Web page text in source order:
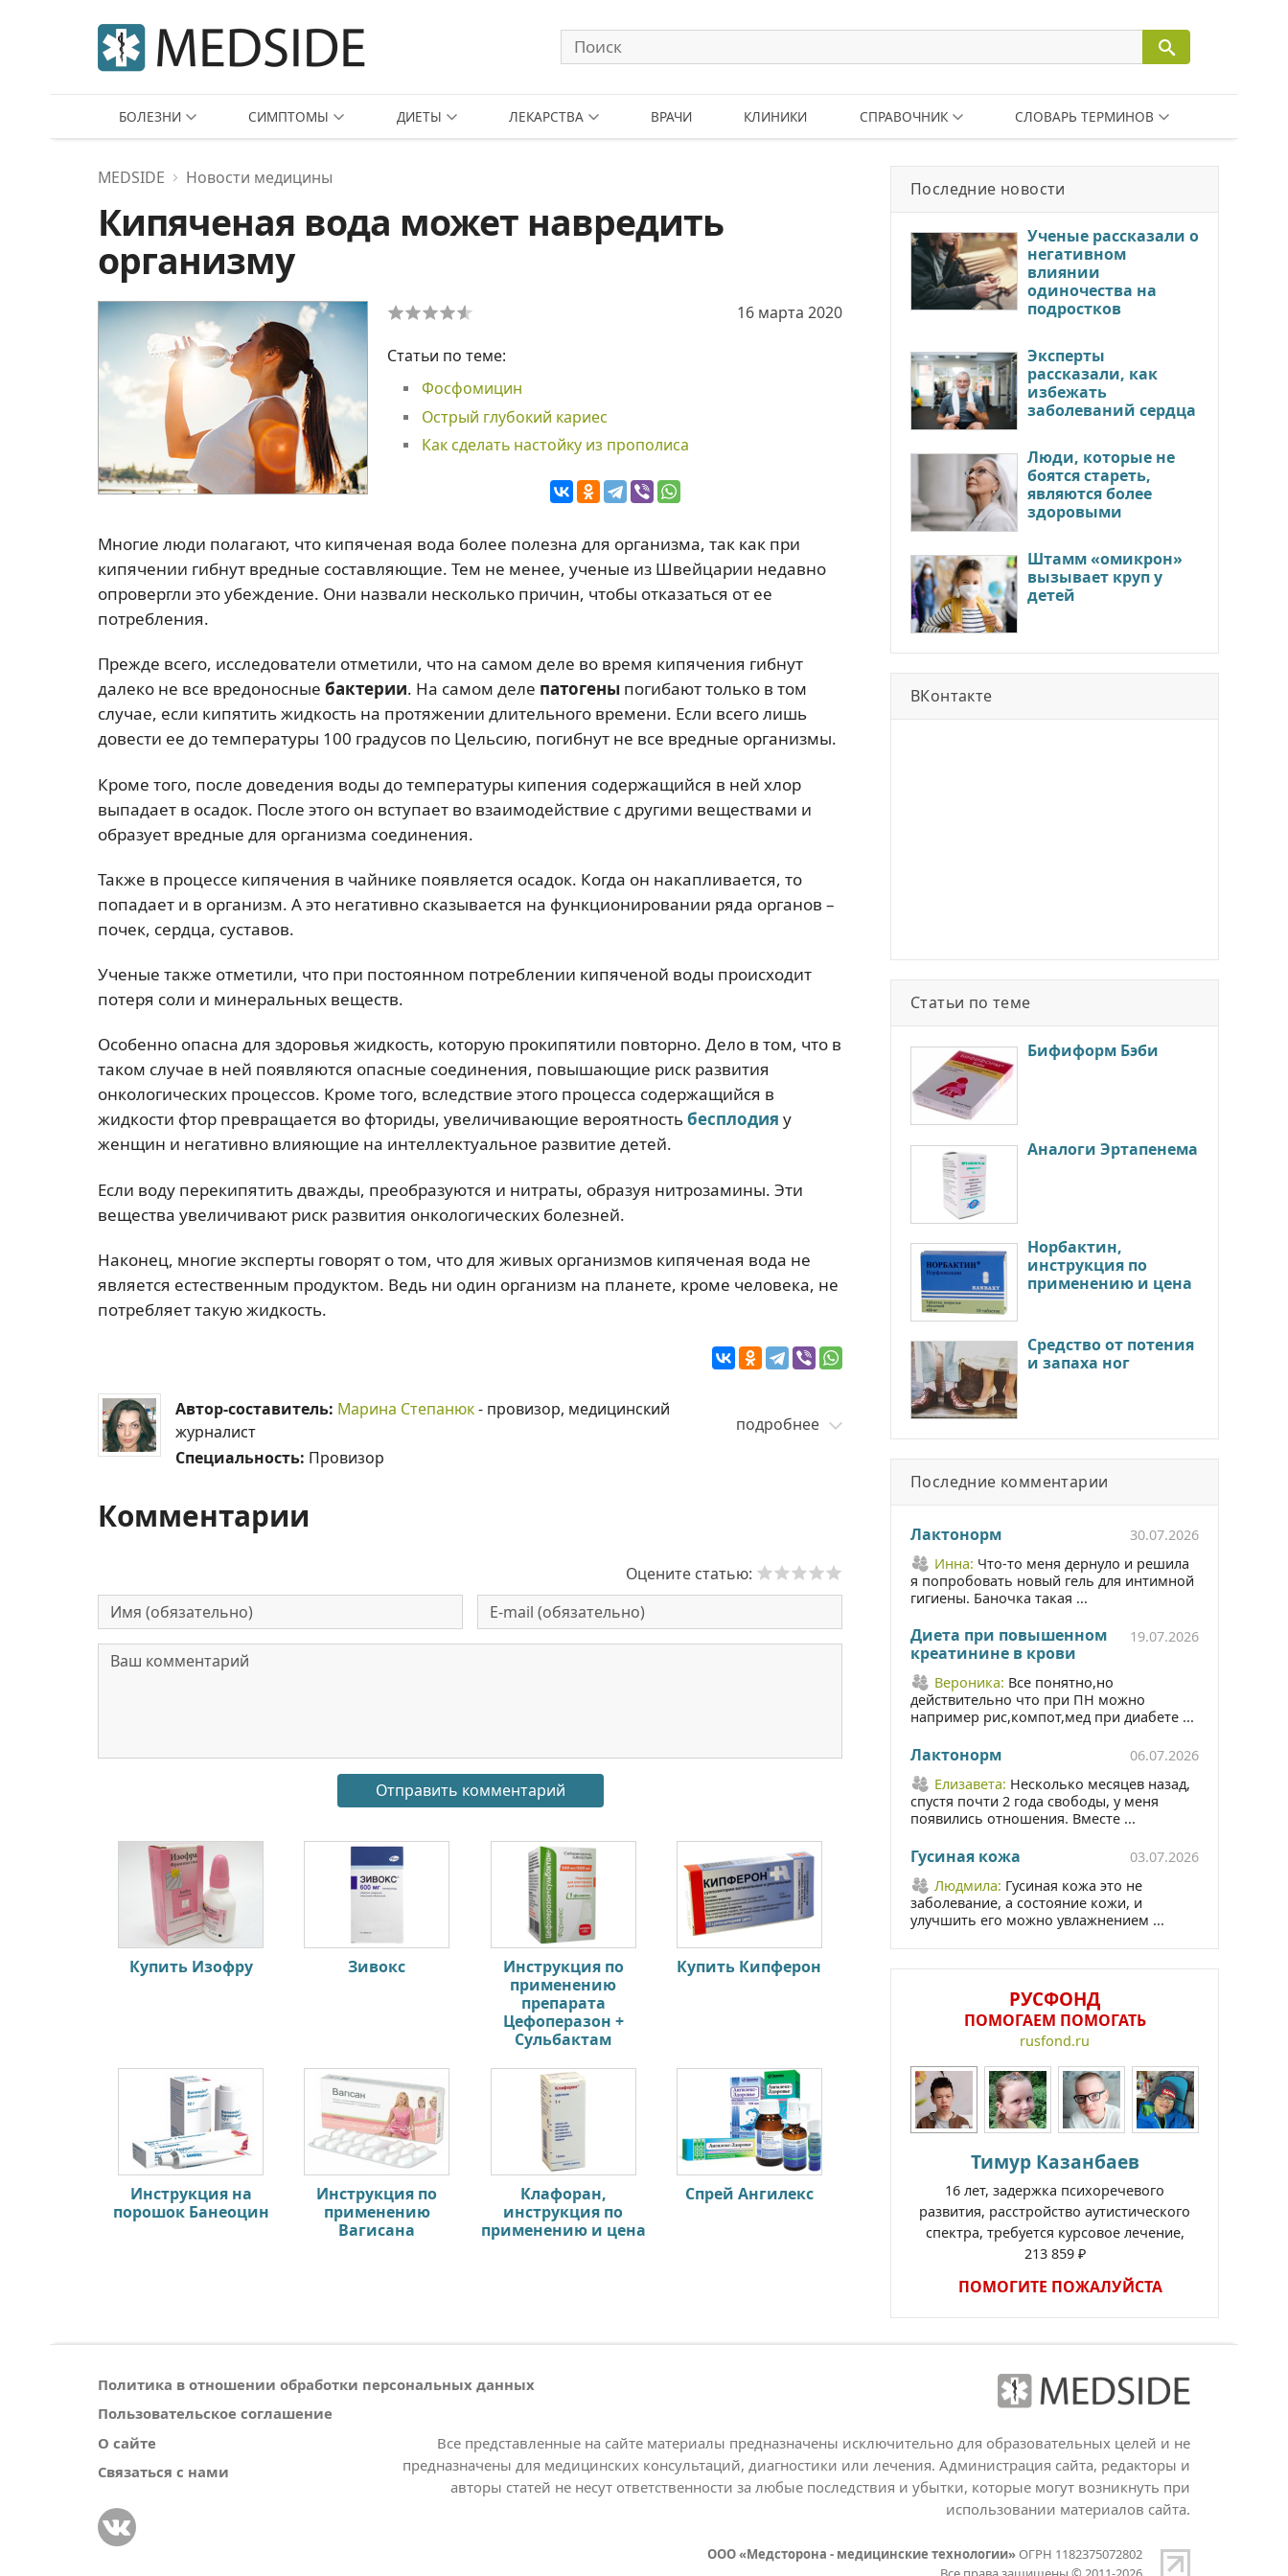
БОЛЕЗНИ СИМПТОМЫ ДИЕТЫ ЛЕКАРСТВА ВРАЧИ КЛИНИКИ СПРАВОЧНИК СЛОВАРЬ ТЕРМИНОВ
MEDSIDE Новости медицины
Кипяченая вода может навредить
организму
16 марта 2020
Статьи по теме:
Фосфомицин
Острый глубокий кариес
Как сделать настойку из прополиса
Многие люди полагают, что кипяченая вода более полезна для организма, так как при
кипячении гибнут вредные составляющие. Тем не менее, ученые из Швейцарии недавно
опровергли это убеждение. Они назвали несколько причин, чтобы отказаться от ее
потребления.
Прежде всего, исследователи отметили, что на самом деле во время кипячения гибнут
далеко не все вредоносные бактерии. На самом деле патогены погибают только в том
случае, если кипятить жидкость на протяжении длительного времени. Если всего лишь
довести ее до температуры 100 градусов по Цельсию, погибнут не все вредные организмы.
Кроме того, после доведения воды до температуры кипения содержащийся в ней хлор
выпадает в осадок. После этого он вступает во взаимодействие с другими веществами и
образует вредные для организма соединения.
Также в процессе кипячения в чайнике появляется осадок. Когда он накапливается, то
попадает и в организм. А это негативно сказывается на функционировании ряда органов –
почек, сердца, суставов.
Ученые также отметили, что при постоянном потреблении кипяченой воды происходит
потеря соли и минеральных веществ.
Особенно опасна для здоровья жидкость, которую прокипятили повторно. Дело в том, что в
таком случае в ней появляются опасные соединения, повышающие риск развития
онкологических процессов. Кроме того, вследствие этого процесса содержащийся в
жидкости фтор превращается во фториды, увеличивающие вероятностьбесплодия у
женщин и негативно влияющие на интеллектуальное развитие детей.
Если воду перекипятить дважды, преобразуются и нитраты, образуя нитрозамины. Эти
вещества увеличивают риск развития онкологических болезней.
Наконец, многие эксперты говорят о том, что для живых организмов кипяченая вода не
является естественным продуктом. Ведь ни один организм на планете, кроме человека, не
потребляет такую жидкость.
Автор-составитель: Марина Степанюк- провизор, медицинский
журналист
Специальность: Провизор
подробнее
Комментарии
Оцените статью:
Купить Изофру Зивокс
Инструкция по
применению
препарата
Цефоперазон +
Сульбактам
Купить Кипферон
Инструкция на
порошок Банеоцин
Инструкция по
применению
Вагисана
Клафоран,
инструкция по
применению и цена
Спрей Ангилекс
Последние новости
Ученые рассказали о
негативном
влиянии
одиночества на
подростков
Эксперты
рассказали, как
избежать
заболеваний сердца
Люди, которые не
боятся стареть,
являются более
здоровыми
Штамм «омикрон»
вызывает круп у
детей
ВКонтакте
Статьи по теме
Бифиформ Бэби
Аналоги Эртапенема
Норбактин,
инструкция по
применению и цена
Средство от потения
и запаха ног
Последние комментарии
Лактонорм
30.07.2026
Инна: Что-то меня дернуло и решила
я попробовать новый гель для интимной
гигиены. Баночка такая ...
Диета при повышенном
креатинине в крови
19.07.2026
Вероника: Все понятно,но
действительно что при ПН можно
например рис,компот,мед при диабете ...
Лактонорм
06.07.2026
Елизавета: Несколько месяцев назад,
спустя почти 2 года свободы, у меня
появились отношения. Вместе ...
Гусиная кожа
03.07.2026
Людмила: Гусиная кожа это не
заболевание, а состояние кожи, и
улучшить его можно увлажнением ...
РУСФОНД
ПОМОГАЕМ ПОМОГАТЬ
rusfond.ru
Тимур Казанбаев
16 лет, задержка психоречевого
развития, расстройство аутистического
спектра, требуется курсовое лечение,
213 859 ₽
ПОМОГИТЕ ПОЖАЛУЙСТА
Политика в отношении обработки персональных данных
Пользовательское соглашение
О сайте
Связаться с нами
Все представленные на сайте материалы предназначены исключительно для образовательных целей и не
предназначены для медицинских консультаций, диагностики или лечения. Администрация сайта, редакторы и
авторы статей не несут ответственности за любые последствия и убытки, которые могут возникнуть при
использовании материалов сайта.
ООО «Медсторона - медицинские технологии»ОГРН 1182375072802